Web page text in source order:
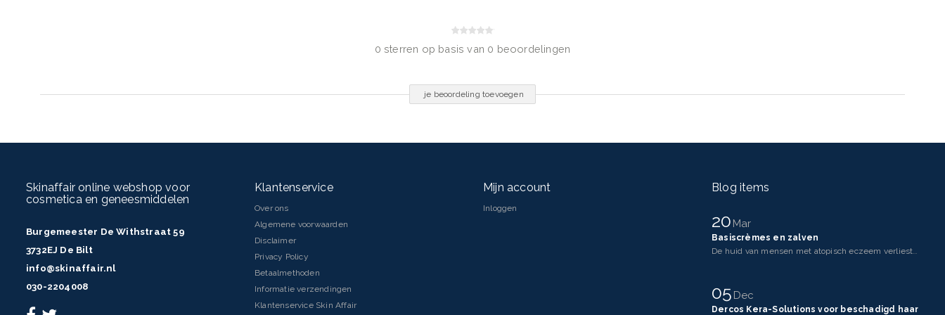
235 gram
0 sterren op basis van 0 beoordelingen
je beoordeling toevoegen
Skinaffair online webshop voor
cosmetica en geneesmiddelen
Burgemeester De Withstraat 59
3732EJ De Bilt
info@skinaffair.nl
030-2204008
Klantenservice
Over ons
Algemene voorwaarden
Disclaimer
Privacy Policy
Betaalmethoden
Informatie verzendingen
Klantenservice Skin Affair
Mijn account
Inloggen
Blog items
20Mar
Basiscrèmes en zalven
De huid van mensen met atopisch eczeem verliest makkelijker vocht dan een gezonde huid. Dit komt doo
05Dec
Dercos Kera-Solutions voor beschadigd haar